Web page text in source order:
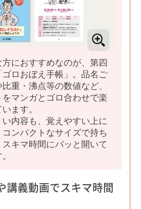
におすすめなのが、第四
ロおぼえ手帳」。品名ご
重・沸点等の数値など、
マンガとゴロ合わせで楽
ます。
内容も、覚えやすい上に
ンパクトなサイズで持ち
キマ時間にパッと開いて
講義動画でスキマ時間